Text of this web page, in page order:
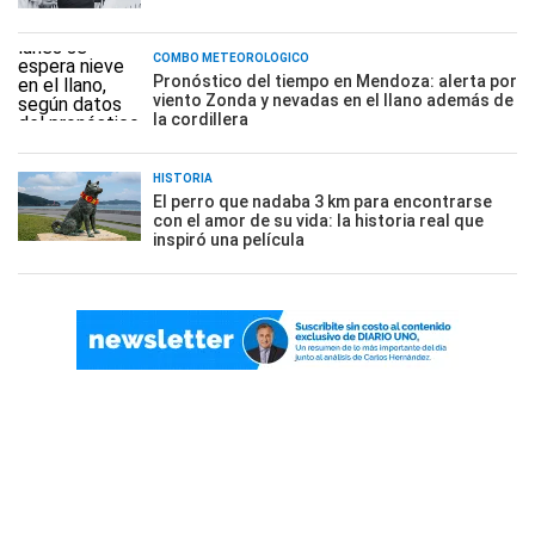
COMBO METEOROLÓGICO
Pronóstico del tiempo en Mendoza: alerta por
viento Zonda y nevadas en el llano además de
la cordillera
HISTORIA
El perro que nadaba 3 km para encontrarse
con el amor de su vida: la historia real que
inspiró una película